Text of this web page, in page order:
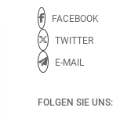
FACEBOOK
TWITTER
E-MAIL
FOLGEN SIE UNS: